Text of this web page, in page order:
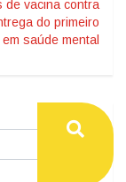
de vacina contra
do primeiro
saúde mental